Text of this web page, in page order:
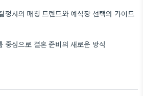
정사의 매칭 트렌드와 예식장 선택의 가이드
중심으로 결혼 준비의 새로운 방식